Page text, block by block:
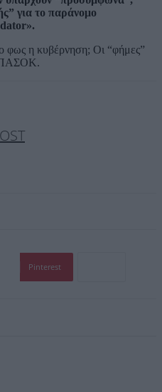
για το παράνομο
φως η κυβέρνηση; Οι “φήμες”
ΠΑΣΟΚ.
Pinterest